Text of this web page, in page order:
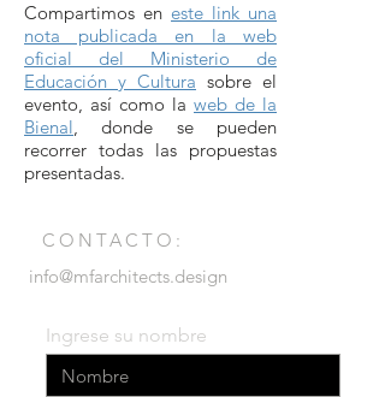
Compartimos en este link una
nota publicada en la web
oficial del Ministerio de
Educación y Cultura sobre el
evento, así como la web de la
Bienal, donde se pueden
recorrer todas las propuestas
presentadas.
CONTACTO:
info@mfarchitects.design
Ingrese su nombre